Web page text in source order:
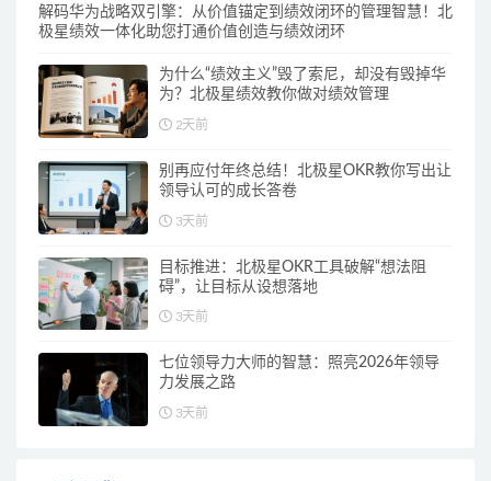
解码华为战略双引擎：从价值锚定到绩效闭环的管理智慧！北
极星绩效一体化助您打通价值创造与绩效闭环
为什么“绩效主义”毁了索尼，却没有毁掉华
为？北极星绩效教你做对绩效管理
2天前
别再应付年终总结！北极星OKR教你写出让
领导认可的成长答卷
3天前
目标推进：北极星OKR工具破解“想法阻
碍”，让目标从设想落地
3天前
七位领导力大师的智慧：照亮2026年领导
力发展之路
3天前